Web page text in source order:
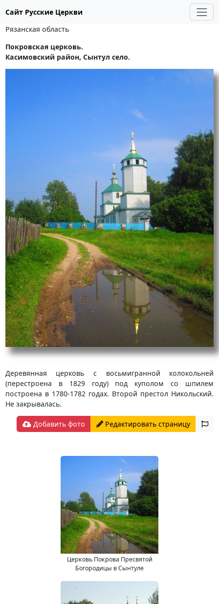
Сайт Русские Церкви
Рязанская область
Покровская церковь.
Касимовский район, Сынтул село.
Деревянная церковь с восьмигранной колокольней
(перестроена в 1829 году) под куполом со шпилем
построена в 1780-1782 годах. Второй престол Никольский.
Не закрывалась.
Добавить фото Редактировать страницу
Церковь Покрова Пресвятой
Богородицы в Сынтуле